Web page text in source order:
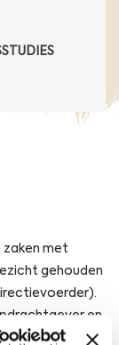
zaken met
gehouden
en
of bestek